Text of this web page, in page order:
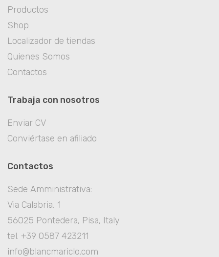
Productos
Shop
Localizador de tiendas
Quienes Somos
Contactos
Trabaja con nosotros
Enviar CV
Conviértase en afiliado
Contactos
Sede Amministrativa:
Via Calabria, 1
56025 Pontedera, Pisa, Italy
tel. +39 0587 423211
info@blancmariclo.com